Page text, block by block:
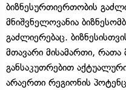
ბიზნესურთიერთობის
მნიშვნელოვანია
გაძლიერებაც.
მთავარი მისამართი,
განსაკუთრებით
არაერთი რეგიონის